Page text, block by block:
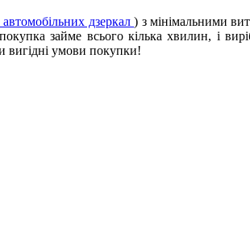
дзеркал) з мінімальними
займе всього кілька хвилин, і
вигідні умови покупки!